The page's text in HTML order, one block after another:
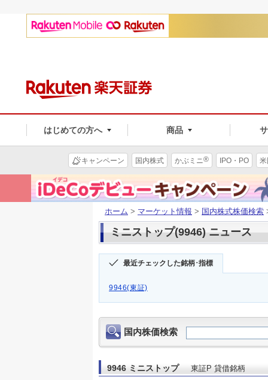
はじめての方へ 商品
キャンペーン 国内株式 かぶミニ® IPO・PO
ホーム > マーケット情報 > 国内株式株価検索
ミニストップ(9946) ニュース
最近チェックした銘柄･指標
9946(東証)